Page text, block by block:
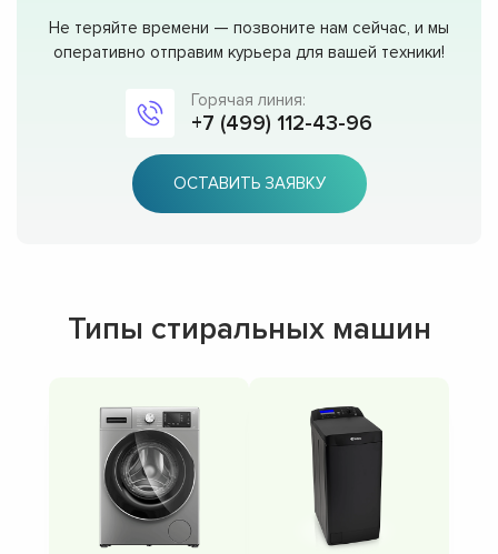
Не теряйте времени — позвоните нам сейчас, и мы
оперативно отправим курьера для вашей техники!
Горячая линия:
+7 (499) 112-43-96
ОСТАВИТЬ ЗАЯВКУ
Типы стиральных машин